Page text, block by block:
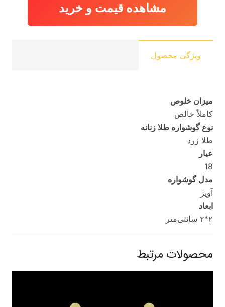
مشاهده قیمت و خرید
ویژگی محصول
میزان خلوص
کاملاً خالص
نوع گوشواره طلا زنانه
طلا زرد
عیار
18
مدل گوشواره
آویز
ابعاد
۲*۲ سانتی‌متر
محصولات مرتبط